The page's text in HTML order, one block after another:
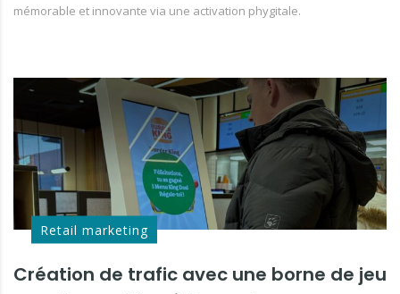
mémorable et innovante via une activation phygitale.
Retail marketing
Création de trafic avec une borne de jeu